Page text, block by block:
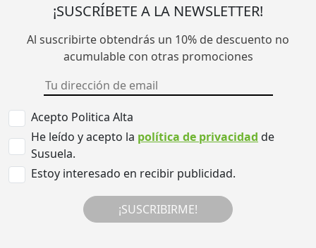
¡SUSCRÍBETE A LA NEWSLETTER!
Al suscribirte obtendrás un 10% de descuento no
acumulable con otras promociones
Acepto Politica Alta
He leído y acepto la política de privacidad de
Susuela.
Estoy interesado en recibir publicidad.
¡SUSCRIBIRME!